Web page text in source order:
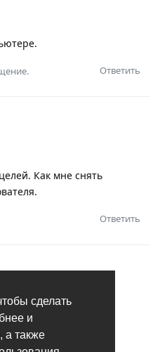
сделать
и
а также
Ответить
Как мне снять
Ответить
Активировал
одном из них под